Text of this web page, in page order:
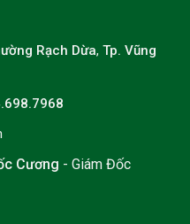
Rạch Dừa, Tp. Vũng
Cương - Giám Đốc